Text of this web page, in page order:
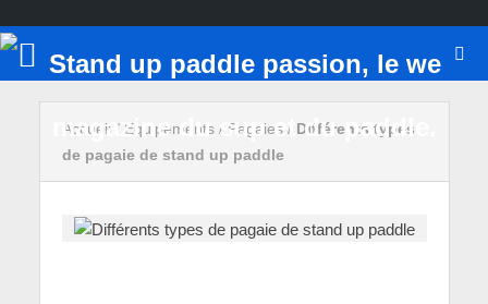
Accueil/ Equipements/ Pagaies/ Différents types
de pagaie de stand up paddle